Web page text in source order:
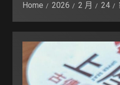
Home 2026 2 月 24